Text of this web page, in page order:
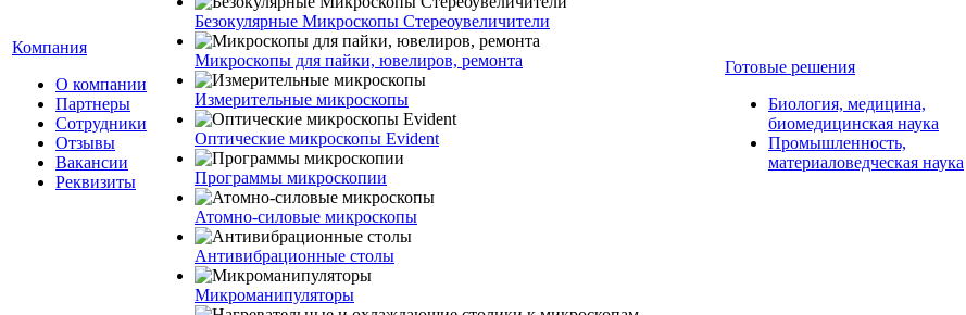
Компания
О компании
Партнеры
Сотрудники
Отзывы
Вакансии
Реквизиты
Безокулярные Микроскопы Стереоувеличители
Микроскопы для пайки, ювелиров, ремонта
Измерительные микроскопы
Оптические микроскопы Evident
Программы микроскопии
Атомно-силовые микроскопы
Антивибрационные столы
Микроманипуляторы
Готовые решения
Биология, медицина,
биомедицинская наука
Промышленность,
материаловедческая наука